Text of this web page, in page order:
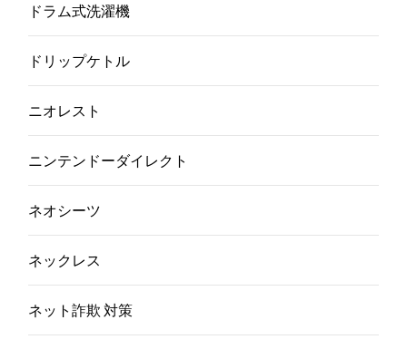
ドラム式洗濯機
ドリップケトル
ニオレスト
ニンテンドーダイレクト
ネオシーツ
ネックレス
ネット詐欺 対策